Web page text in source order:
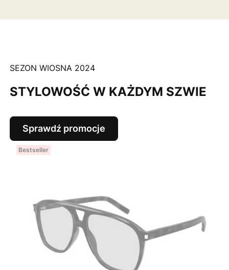
SEZON WIOSNA 2024
STYLOWOŚĆ W KAŻDYM SZWIE
Sprawdź promocje
Bestseller